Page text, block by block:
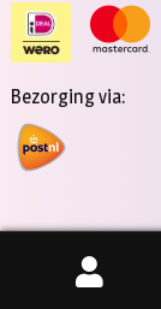
Bezorging via:
ZOEKEN